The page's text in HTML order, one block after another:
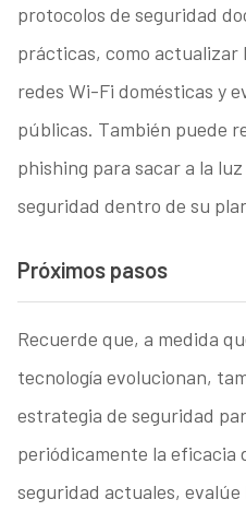
protocolos de seguridad
prácticas, como actualizar
redes Wi-Fi domésticas y
públicas. También puede
phishing para sacar a la
seguridad dentro de su
Próximos pasos
Recuerde que, a medida
tecnología evolucionan,
estrategia de seguridad
periódicamente la eficacia
seguridad actuales, evalúe